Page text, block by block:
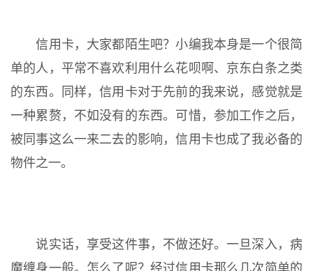
信用卡，大家都陌生吧？小编我本身是一个很简
单的人，平常不喜欢利用什么花呗啊、京东白条之类
的东西。同样，信用卡对于先前的我来说，感觉就是
一种累赘，不如没有的东西。可惜，参加工作之后，
被同事这么一来二去的影响，信用卡也成了我必备的
物件之一。
说实话，享受这件事，不做还好。一旦深入，病